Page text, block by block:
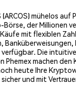
mühelos auf
der Millionen
mit flexiblen
Die
machen den
heute Ihre
und mit